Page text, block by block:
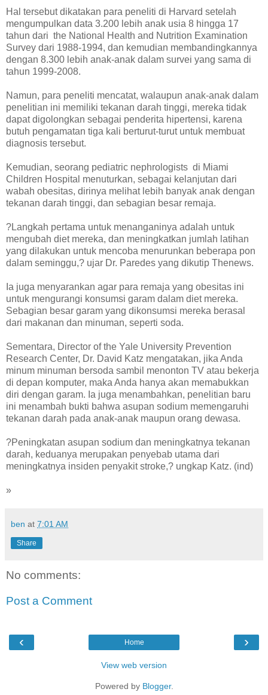
Hal tersebut dikatakan para peneliti di Harvard setelah
mengumpulkan data 3.200 lebih anak usia 8 hingga 17
tahun dari the National Health and Nutrition Examination
Survey dari 1988-1994, dan kemudian membandingkannya
dengan 8.300 lebih anak-anak dalam survei yang sama di
tahun 1999-2008.
Namun, para peneliti mencatat, walaupun anak-anak dalam
penelitian ini memiliki tekanan darah tinggi, mereka tidak
dapat digolongkan sebagai penderita hipertensi, karena
butuh pengamatan tiga kali berturut-turut untuk membuat
diagnosis tersebut.
Kemudian, seorang pediatric nephrologists di Miami
Children Hospital menuturkan, sebagai kelanjutan dari
wabah obesitas, dirinya melihat lebih banyak anak dengan
tekanan darah tinggi, dan sebagian besar remaja.
?Langkah pertama untuk menanganinya adalah untuk
mengubah diet mereka, dan meningkatkan jumlah latihan
yang dilakukan untuk mencoba menurunkan beberapa pon
dalam seminggu,? ujar Dr. Paredes yang dikutip Thenews.
Ia juga menyarankan agar para remaja yang obesitas ini
untuk mengurangi konsumsi garam dalam diet mereka.
Sebagian besar garam yang dikonsumsi mereka berasal
dari makanan dan minuman, seperti soda.
Sementara, Director of the Yale University Prevention
Research Center, Dr. David Katz mengatakan, jika Anda
minum minuman bersoda sambil menonton TV atau bekerja
di depan komputer, maka Anda hanya akan memabukkan
diri dengan garam. Ia juga menambahkan, penelitian baru
ini menambah bukti bahwa asupan sodium memengaruhi
tekanan darah pada anak-anak maupun orang dewasa.
?Peningkatan asupan sodium dan meningkatnya tekanan
darah, keduanya merupakan penyebab utama dari
meningkatnya insiden penyakit stroke,? ungkap Katz. (ind)
»
ben at 7:01 AM
Share
No comments:
Post a Comment
‹ ›
Home
View web version
Powered by Blogger.